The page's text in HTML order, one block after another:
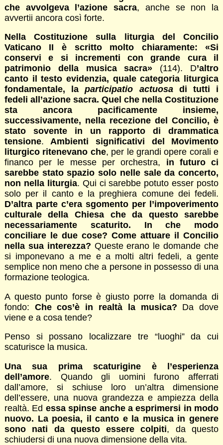
che avvolgeva l’azione sacra, anche se non la
avvertii ancora così forte.
Nella Costituzione sulla liturgia del Concilio
Vaticano II è scritto molto chiaramente: «Si
conservi e si incrementi con grande cura il
patrimonio della musica sacra» (114). D’altro
canto il testo evidenzia, quale categoria liturgica
fondamentale, laparticipatio actuosadi tutti i
fedeli all’azione sacra. Quel che nella Costituzione
sta ancora pacificamente insieme,
successivamente, nella recezione del Concilio, è
stato sovente in un rapporto di drammatica
tensione.Ambienti significativi del Movimento
liturgico ritenevano che, per le grandi opere corali e
financo per le messe per orchestra, in futuro ci
sarebbe stato spazio solo nelle sale da concerto,
non nella liturgia. Qui ci sarebbe potuto esser posto
solo per il canto e la preghiera comune dei fedeli.
D’altra parte c’era sgomento per l’impoverimento
culturale della Chiesa che da questo sarebbe
necessariamente scaturito. In che modo
conciliare le due cose? Come attuare il Concilio
nella sua interezza? Queste erano le domande che
si imponevano a me e a molti altri fedeli, a gente
semplice non meno che a persone in possesso di una
formazione teologica.
A questo punto forse è giusto porre la domanda di
fondo: Che cos’è in realtà la musica? Da dove
viene e a cosa tende?
Penso si possano localizzare tre “luoghi” da cui
scaturisce la musica.
Una sua prima scaturigine è l’esperienza
dell’amore. Quando gli uomini furono afferrati
dall’amore, si schiuse loro un’altra dimensione
dell’essere, una nuova grandezza e ampiezza della
realtà. Ed essa spinse anche a esprimersi in modo
nuovo. La poesia, il canto e la musica in genere
sono nati da questo essere colpiti, da questo
schiudersi di una nuova dimensione della vita.